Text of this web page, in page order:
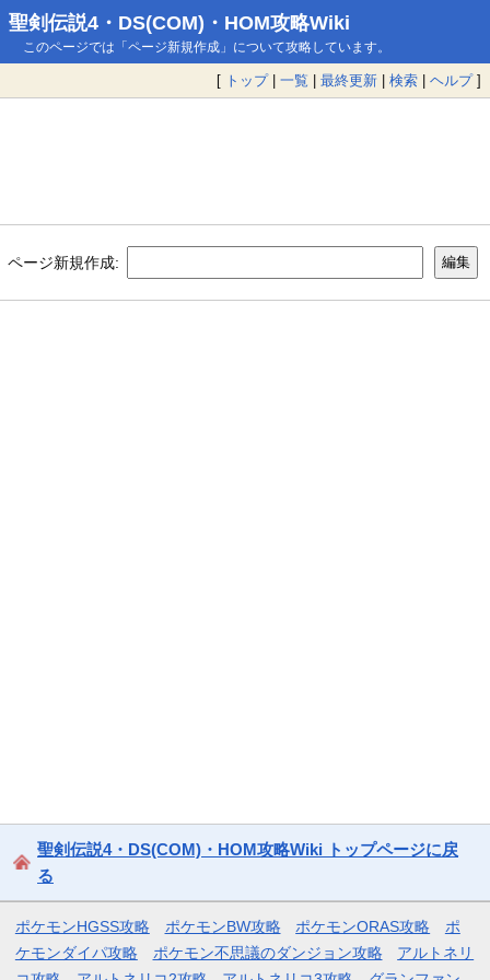
聖剣伝説4・DS(COM)・HOM攻略Wiki
このページでは「ページ新規作成」について攻略しています。
[ トップ| 一覧 | 最終更新 | 検索 | ヘルプ]
ページ新規作成:
聖剣伝説4・DS(COM)・HOM攻略Wiki トップページに戻
る
ポケモンHGSS攻略 ポケモンBW攻略 ポケモンORAS攻略
ポ
ケモンダイパ攻略
ポケモン不思議のダンジョン攻略
アルトネリ